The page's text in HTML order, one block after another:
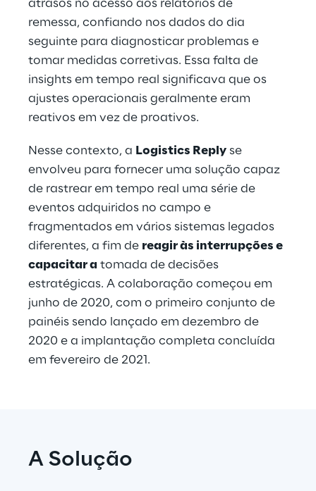
atrasos no acesso aos relatórios de
remessa, confiando nos dados do dia
seguinte para diagnosticar problemas e
tomar medidas corretivas. Essa falta de
insights em tempo real significava que os
ajustes operacionais geralmente eram
reativos em vez de proativos.
Nesse contexto, a Logistics Reply se
envolveu para fornecer uma solução capaz
de rastrear em tempo real uma série de
eventos adquiridos no campo e
fragmentados em vários sistemas legados
diferentes, a fim de reagir às interrupções e
capacitar a tomada de decisões
estratégicas. A colaboração começou em
junho de 2020, com o primeiro conjunto de
painéis sendo lançado em dezembro de
2020 e a implantação completa concluída
em fevereiro de 2021.
A Solução